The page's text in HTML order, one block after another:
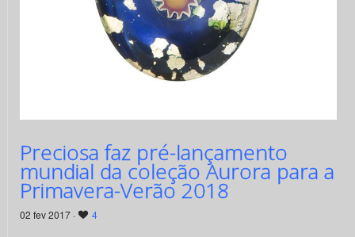
Preciosa faz pré-lançamento
mundial da coleção Aurora para a
Primavera-Verão 2018
02 fev 2017 · 4